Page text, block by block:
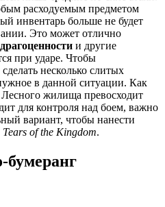
расходуемым предметом
инвентарь больше не будет
Это может отлично
драгоценности и другие
при ударе. Чтобы
несколько слитых
в данной ситуации. Как
Лесного жилища превосходит
для контроля над боем, важно
вариант, чтобы нанести
of the Kingdom.
бумеранг